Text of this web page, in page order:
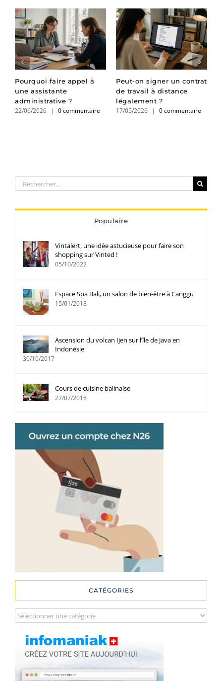
Pourquoi faire appel à
une assistante
administrative ?
22/06/2026 | 0 commentaire
Peut-on signer un contrat
de travail à distance
légalement ?
17/05/2026 | 0 commentaire
Rechercher:
Populaire
Vintalert, une idée astucieuse pour faire son
shopping sur Vinted !
05/10/2022
Espace Spa Bali, un salon de bien-être à Canggu
15/01/2018
Ascension du volcan Ijen sur l’île de Java en
Indonésie
30/10/2017
Cours de cuisine balinaise
27/07/2016
CATÉGORIES
Catégories